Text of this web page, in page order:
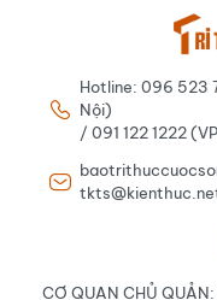
Hotline: 096 523
Nội)
/ 091 122 1222
CƠ QUAN CHỦ QUẢN: